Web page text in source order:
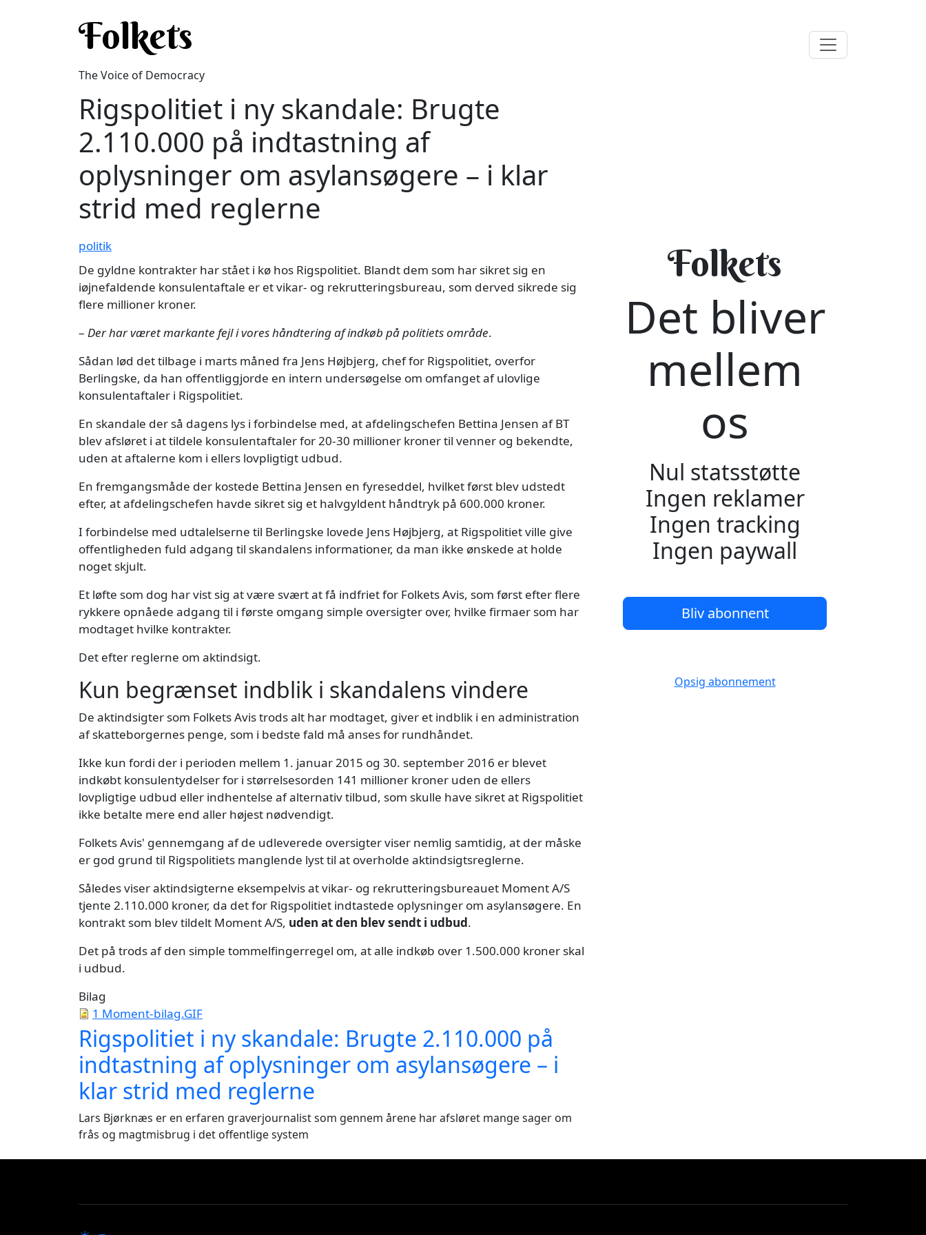
Folkets
The Voice of Democracy
Rigspolitiet i ny skandale: Brugte
2.110.000 på indtastning af
oplysninger om asylansøgere – i klar
strid med reglerne
politik
De gyldne kontrakter har stået i kø hos Rigspolitiet. Blandt dem som har sikret sig en
iøjnefaldende konsulentaftale er et vikar- og rekrutteringsbureau, som derved sikrede sig
flere millioner kroner.
– Der har været markante fejl i vores håndtering af indkøb på politiets område.
Sådan lød det tilbage i marts måned fra Jens Højbjerg, chef for Rigspolitiet, overfor
Berlingske, da han offentliggjorde en intern undersøgelse om omfanget af ulovlige
konsulentaftaler i Rigspolitiet.
En skandale der så dagens lys i forbindelse med, at afdelingschefen Bettina Jensen af BT
blev afsløret i at tildele konsulentaftaler for 20-30 millioner kroner til venner og bekendte,
uden at aftalerne kom i ellers lovpligtigt udbud.
En fremgangsmåde der kostede Bettina Jensen en fyreseddel, hvilket først blev udstedt
efter, at afdelingschefen havde sikret sig et halvgyldent håndtryk på 600.000 kroner.
I forbindelse med udtalelserne til Berlingske lovede Jens Højbjerg, at Rigspolitiet ville give
offentligheden fuld adgang til skandalens informationer, da man ikke ønskede at holde
noget skjult.
Et løfte som dog har vist sig at være svært at få indfriet for Folkets Avis, som først efter flere
rykkere opnåede adgang til i første omgang simple oversigter over, hvilke firmaer som har
modtaget hvilke kontrakter.
Det efter reglerne om aktindsigt.
Kun begrænset indblik i skandalens vindere
De aktindsigter som Folkets Avis trods alt har modtaget, giver et indblik i en administration
af skatteborgernes penge, som i bedste fald må anses for rundhåndet.
Ikke kun fordi der i perioden mellem 1. januar 2015 og 30. september 2016 er blevet
indkøbt konsulentydelser for i størrelsesorden 141 millioner kroner uden de ellers
lovpligtige udbud eller indhentelse af alternativ tilbud, som skulle have sikret at Rigspolitiet
ikke betalte mere end aller højest nødvendigt.
Folkets Avis' gennemgang af de udleverede oversigter viser nemlig samtidig, at der måske
er god grund til Rigspolitiets manglende lyst til at overholde aktindsigtsreglerne.
Således viser aktindsigterne eksempelvis at vikar- og rekrutteringsbureauet Moment A/S
tjente 2.110.000 kroner, da det for Rigspolitiet indtastede oplysninger om asylansøgere. En
kontrakt som blev tildelt Moment A/S, uden at den blev sendt i udbud.
Det på trods af den simple tommelfingerregel om, at alle indkøb over 1.500.000 kroner skal
i udbud.
Bilag
1 Moment-bilag.GIF
Rigspolitiet i ny skandale: Brugte 2.110.000 på
indtastning af oplysninger om asylansøgere – i
klar strid med reglerne
Lars Bjørknæs er en erfaren graverjournalist som gennem årene har afsløret mange sager om
frås og magtmisbrug i det offentlige system
Folkets
Det bliver
mellem
os
Nul statsstøtte
Ingen reklamer
Ingen tracking
Ingen paywall
Bliv abonnent
Opsig abonnement